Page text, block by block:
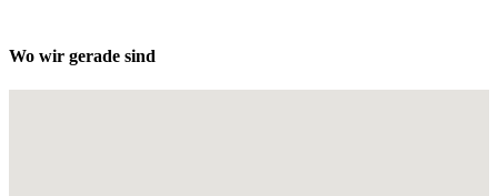
Wo wir gerade sind